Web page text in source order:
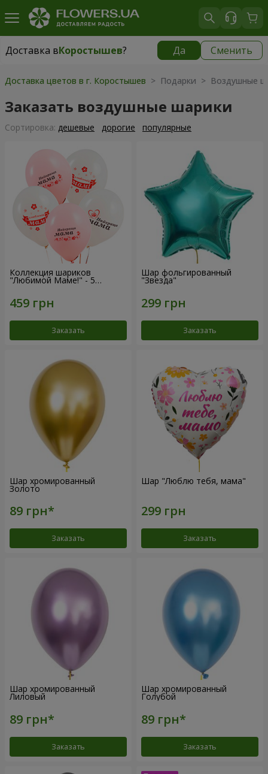
Доставка вКоростышев? Да Сменить
Доставка вКоростышев|
Доставка цветов в г. Коростышев > Подарки > Воздушные
Заказать воздушные шарики
Cортировка: дешевые дорогие популярные
Коллекция шариков
"Любимой Маме!" - 5
Заказать
Шар фольгированный
"Звезда"
Заказать
Шар хромированный
Золото
Заказать
Шар "Люблю тебя, мама"
Заказать
Шар хромированный
Лиловый
Заказать
Шар хромированный
Голубой
Заказать